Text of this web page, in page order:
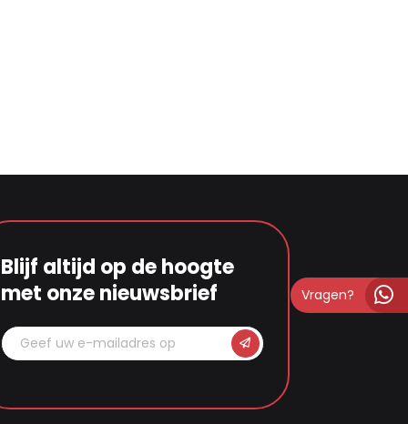
Blijf altijd op de hoogte
met onze nieuwsbrief
Vragen?